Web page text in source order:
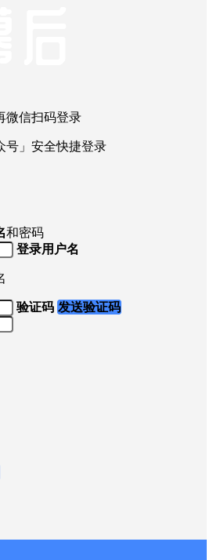
微信扫码登录
号」安全快捷登录
和密码
登录用户名
验证码 发送验证码